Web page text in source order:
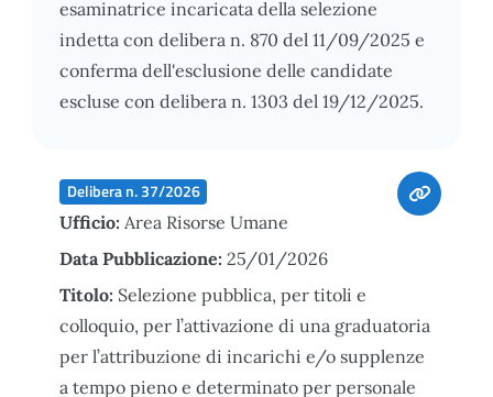
esaminatrice incaricata della selezione
indetta con delibera n. 870 del 11/09/2025 e
conferma dell'esclusione delle candidate
escluse con delibera n. 1303 del 19/12/2025.
Delibera n. 37/2026
Ufficio: Area Risorse Umane
Data Pubblicazione: 25/01/2026
Titolo: Selezione pubblica, per titoli e
colloquio, per l’attivazione di una graduatoria
per l’attribuzione di incarichi e/o supplenze
a tempo pieno e determinato per personale